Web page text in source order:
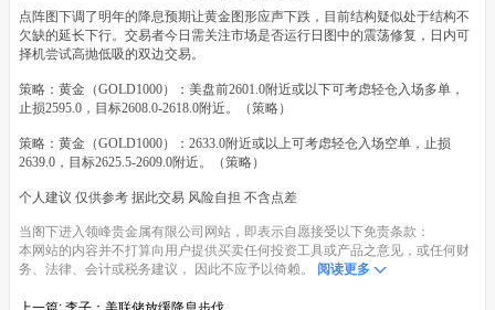
点阵图下调了明年的降息预期让黄金图形应声下跌，目前结构疑似处于结构不
欠缺的延长下行。交易者今日需关注市场是否运行日图中的震荡修复，日内可
择机尝试高抛低吸的双边交易。
策略：黄金（GOLD1000）：美盘前2601.0附近或以下可考虑轻仓入场多单，
止损2595.0，目标2608.0-2618.0附近。（策略）
策略：黄金（GOLD1000）：2633.0附近或以上可考虑轻仓入场空单，止损
2639.0，目标2625.5-2609.0附近。（策略）
个人建议 仅供参考 据此交易 风险自担 不含点差
当阁下进入领峰贵金属有限公司网站，即表示自愿接受以下免责条款：
本网站的内容并不打算向用户提供买卖任何投资工具或产品之意见，或任何财
务、法律、会计或税务建议， 因此不应予以倚赖。
阅读更多